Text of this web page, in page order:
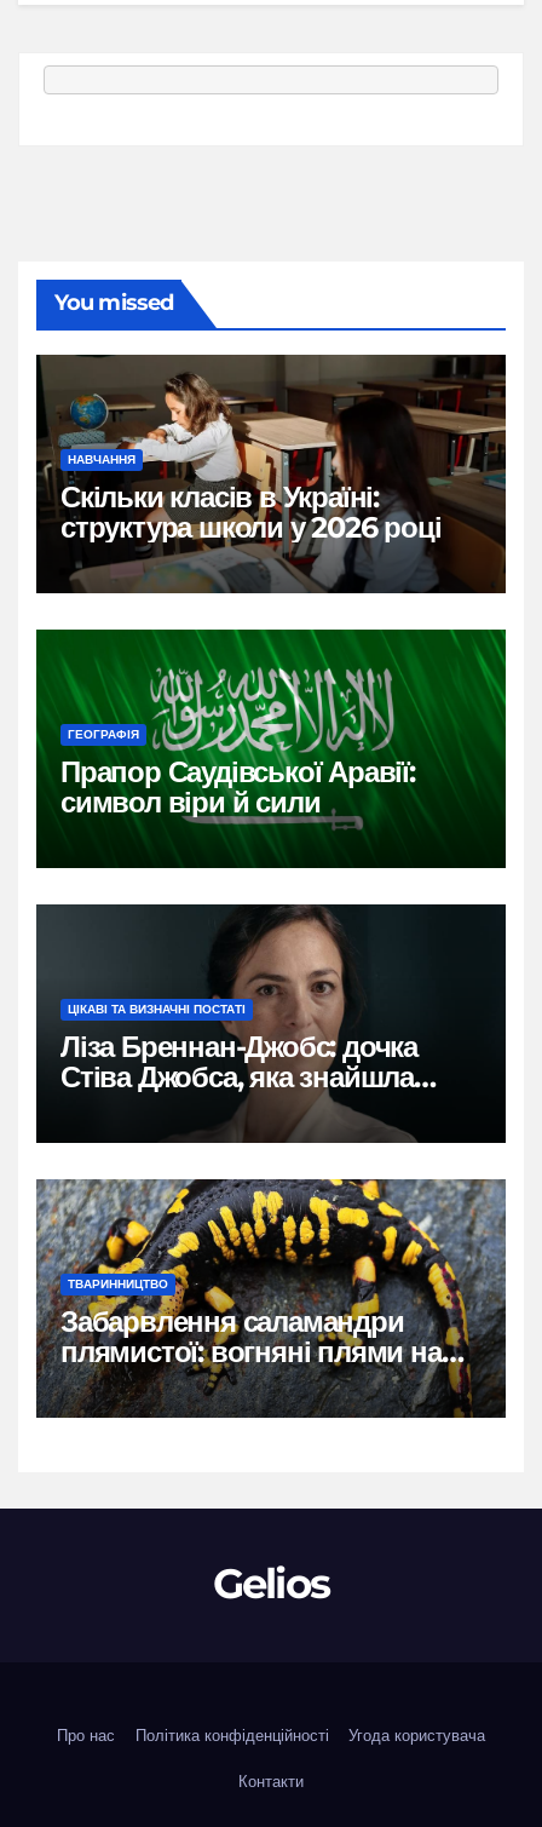
You missed
НАВЧАННЯ
Скільки класів в Україні:
структура школи у 2026 році
ГЕОГРАФІЯ
Прапор Саудівської Аравії:
символ віри й сили
ЦІКАВІ ТА ВИЗНАЧНІ ПОСТАТІ
Ліза Бреннан-Джобс: дочка
Стіва Джобса, яка знайшла
власний голос
ТВАРИННИЦТВО
Забарвлення саламандри
плямистої: вогняні плями на
чорному тлі
Gelios
Про нас Політика конфіденційності Угода користувача
Контакти